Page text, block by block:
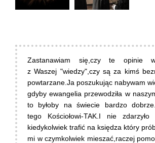
Zastanawiam się,czy te opinie
z Waszej "wiedzy",czy są za kimś
powtarzane.Ja poszukując nabywam
gdyby ewangelia przewodziła w
to byłoby na świecie bardzo
tego Kościołowi-TAK.I nie
kiedykolwiek trafić na księdza który
mi w czymkolwiek mieszać,raczej